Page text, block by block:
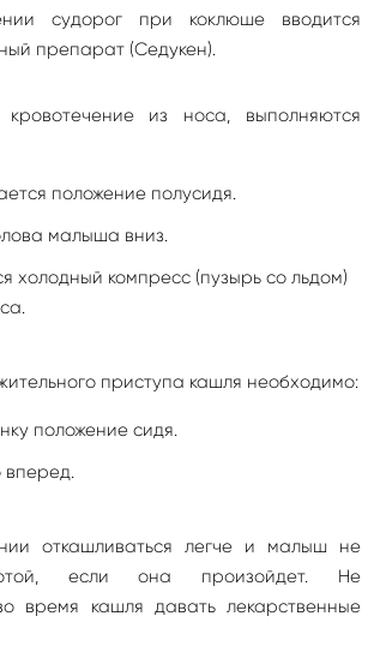
судорог при коклюше вводится
препарат (Седукен).
кровотечение из носа, выполняются
положение полусидя.
малыша вниз.
холодный компресс (пузырь со льдом)
приступа кашля необходимо:
положение сидя.
вперед.
откашливаться легче и малыш не
если она произойдет. Не
время кашля давать лекарственные